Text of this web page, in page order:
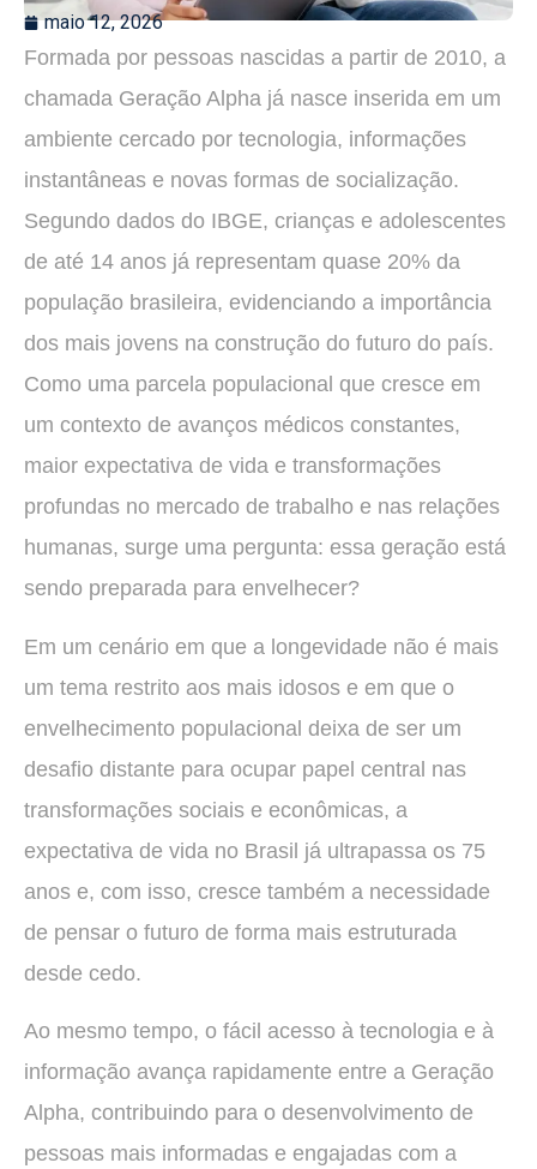
maio 12, 2026
Formada por pessoas nascidas a partir de 2010, a
chamada Geração Alpha já nasce inserida em um
ambiente cercado por tecnologia, informações
instantâneas e novas formas de socialização.
Segundo dados do IBGE, crianças e adolescentes
de até 14 anos já representam quase 20% da
população brasileira, evidenciando a importância
dos mais jovens na construção do futuro do país.
Como uma parcela populacional que cresce em
um contexto de avanços médicos constantes,
maior expectativa de vida e transformações
profundas no mercado de trabalho e nas relações
humanas, surge uma pergunta: essa geração está
sendo preparada para envelhecer?
Em um cenário em que a longevidade não é mais
um tema restrito aos mais idosos e em que o
envelhecimento populacional deixa de ser um
desafio distante para ocupar papel central nas
transformações sociais e econômicas, a
expectativa de vida no Brasil já ultrapassa os 75
anos e, com isso, cresce também a necessidade
de pensar o futuro de forma mais estruturada
desde cedo.
Ao mesmo tempo, o fácil acesso à tecnologia e à
informação avança rapidamente entre a Geração
Alpha, contribuindo para o desenvolvimento de
pessoas mais informadas e engajadas com a